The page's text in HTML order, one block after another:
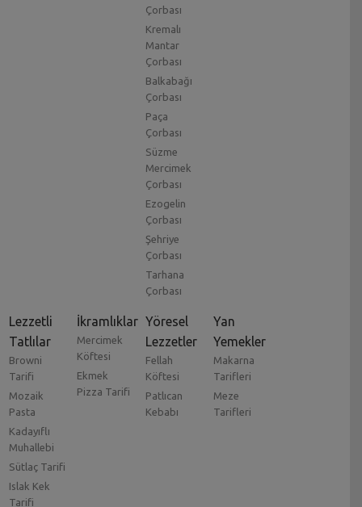
Çorbası
Kremalı
Mantar
Çorbası
Balkabağı
Çorbası
Paça
Çorbası
Süzme
Mercimek
Çorbası
Ezogelin
Çorbası
Şehriye
Çorbası
Tarhana
Çorbası
Lezzetli
Tatlılar
Browni
Tarifi
Mozaik
Pasta
Kadayıflı
Muhallebi
Sütlaç Tarifi
Islak Kek
Tarifi
İkramlıklar
Mercimek
Köftesi
Ekmek
Pizza Tarifi
Yöresel
Lezzetler
Fellah
Köftesi
Patlıcan
Kebabı
Yan
Yemekler
Makarna
Tarifleri
Meze
Tarifleri